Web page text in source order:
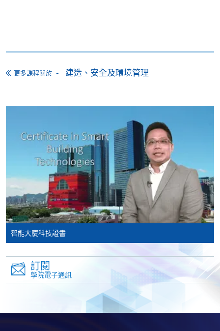
申請表 下載申請表
網上報名服務
香港大學專業進修學院提供24小時網上報名及繳費服
務，申請人可通過網上申請個別學歷頒授課程和報讀
大部份公開招生的課程(以先到先得形式報名的課程)。
申請人可在網上使用「繳費靈」(PPS) (不適用於手
機)、VISA 或 Mastercard。除上述支付方式之外，如就
讀學歷頒授課程設有網上服務，在學學員亦可以「微
信支付」(Online WeChat Pay) 、「支付寶」(Online
Alipay) 或 「轉數快」(FPS) 繳付學費。
報讀新課程
填寫網上報名表格
申請人可按該課程網頁的右上角的
圖示進入網上服務網頁，然
後按照指示填妥網上報名表格。
更多課程關於 建造、安全及環境管理
智能大廈科技證書
訂閱
學院電子通訊